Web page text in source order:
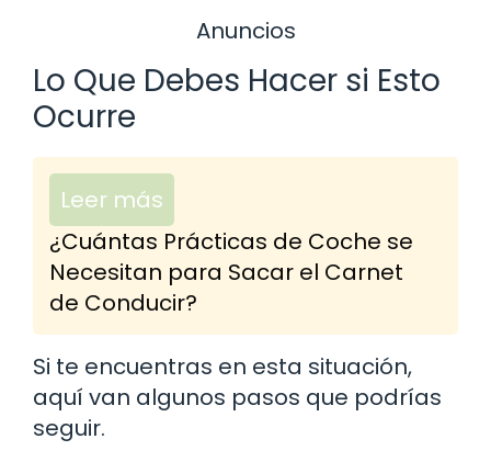
Anuncios
Lo Que Debes Hacer si Esto
Ocurre
Leer más
¿Cuántas Prácticas de Coche se
Necesitan para Sacar el Carnet
de Conducir?
Si te encuentras en esta situación,
aquí van algunos pasos que podrías
seguir.